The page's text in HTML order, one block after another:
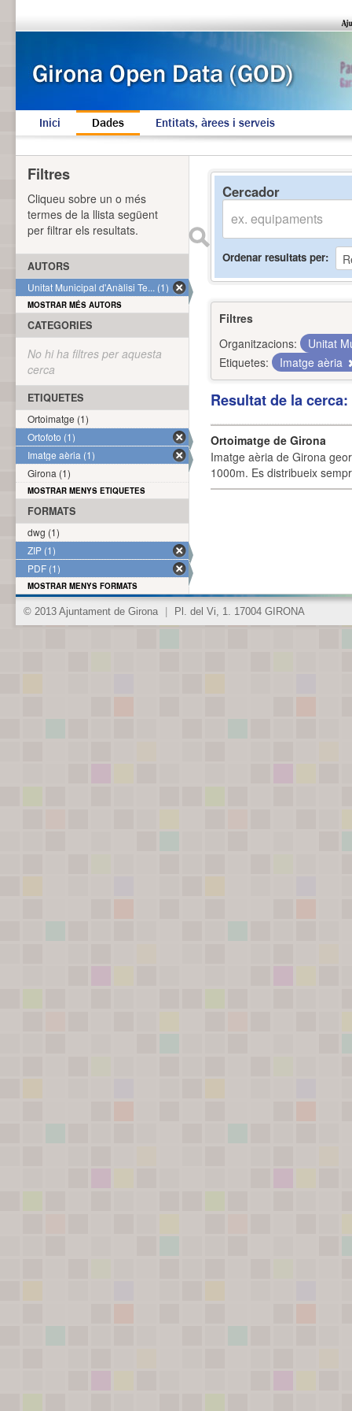
Inici Dades Entitats, àrees i serveis
Cercador
Ordenar resultats per
Filtres
Organitzacions:
Unitat
Etiquetes:
Imatge aèria
Resultat de la
Ortoimatge de Girona
Imatge aèria de Girona
1000m. Es distribueix
Filtres
Cliqueu sobre un o més
termes de la llista següent
per filtrar els resultats.
AUTORS
Unitat Municipal d'Anàlisi Te... (1)
MOSTRAR MÉS AUTORS
CATEGORIES
No hi ha filtres per aquesta
cerca
ETIQUETES
Ortoimatge (1)
Ortofoto (1)
Imatge aèria (1)
Girona (1)
MOSTRAR MENYS ETIQUETES
FORMATS
dwg (1)
ZIP (1)
PDF (1)
MOSTRAR MENYS FORMATS
© 2013 Ajuntament de Girona Pl. del Vi, 1. 17004 GIRONA